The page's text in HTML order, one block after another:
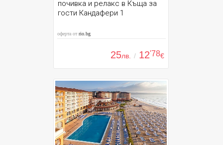
почивка и релакс в Къща за
гости Кандафери 1
оферта отrio.bg
25лв. / 12'78€